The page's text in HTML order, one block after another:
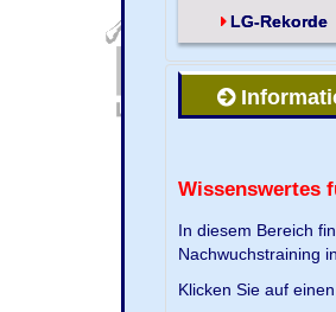
LG-Rekorde
Wissenswertes
In diesem Bereich
Nachwuchstraining
Klicken Sie auf